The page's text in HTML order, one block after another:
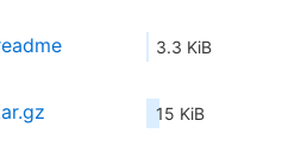
3.3 KiB
15 KiB